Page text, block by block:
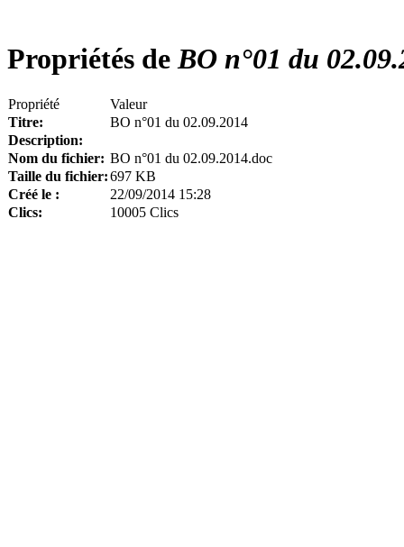
Propriétés deBO n°01 du
Propriété
Valeur
Titre:
BO n°01 du 02.09.2014
Description:
Nom du fichier: BO n°01 du 02.09.2014.doc
Taille du fichier:697 KB
Créé le :
22/09/2014 15:28
Clics:
10005 Clics